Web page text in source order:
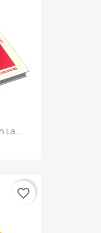
La...
favorite_border